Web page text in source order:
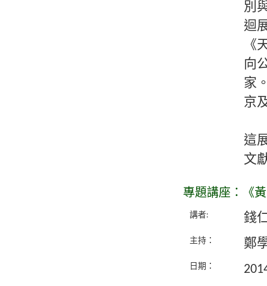
別
迴
《
向
家
京
這
文
專題講座：《
講者: 錢
主持： 鄭
日期：